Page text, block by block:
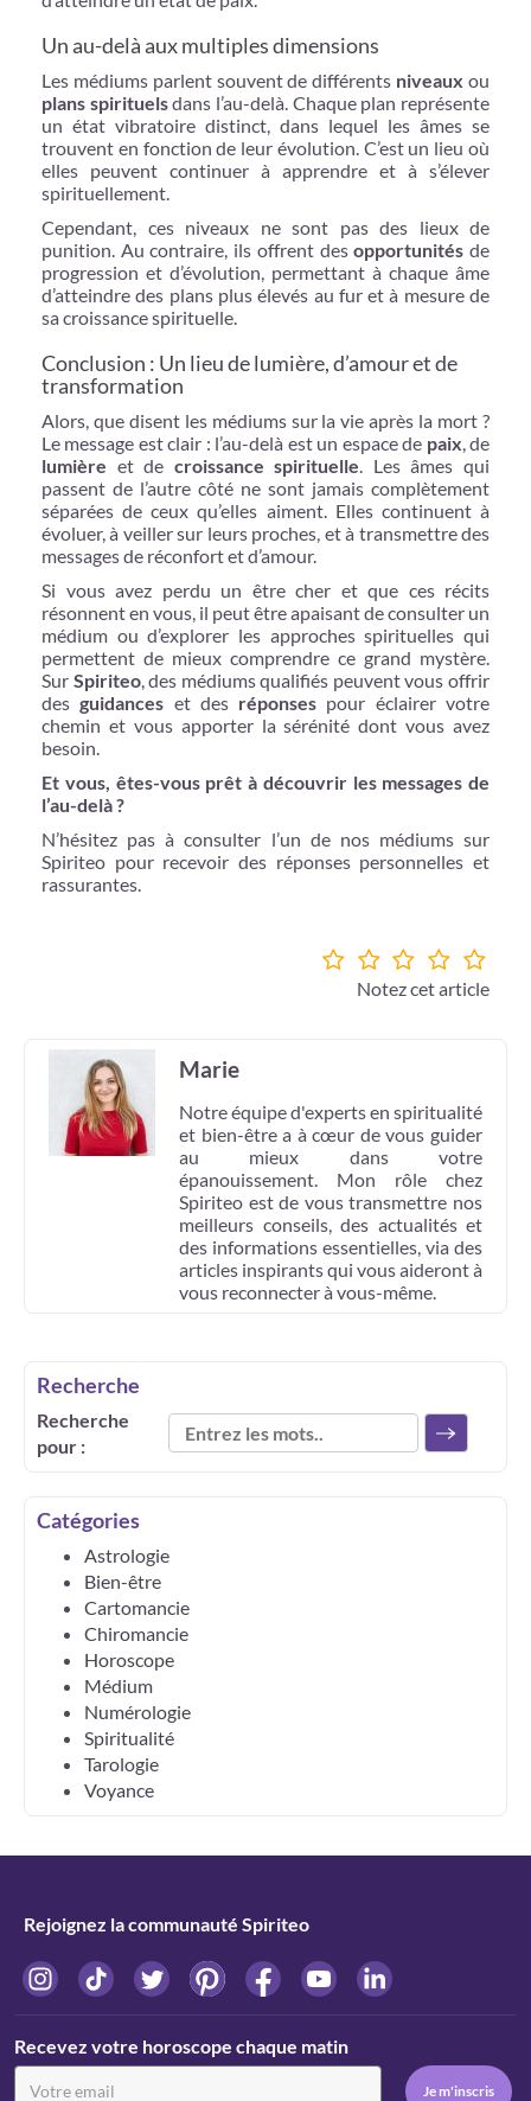
Un au-delà aux multiples dimensions
Les médiums parlent souvent de différents niveaux ou
plans spirituelsdans l’au-delà. Chaque plan représente
un état vibratoire distinct, dans lequel les âmes se
trouvent en fonction de leur évolution. C’est un lieu où
elles peuvent continuer à apprendre et à s’élever
spirituellement.
Cependant, ces niveaux ne sont pas des lieux de
punition. Au contraire, ils offrent desopportunités de
progression et d’évolution, permettant à chaque âme
d’atteindre des plans plus élevés au fur et à mesure de
sa croissance spirituelle.
Conclusion : Un lieu de lumière, d’amour et de
transformation
Alors, que disent les médiums sur la vie après la mort ?
Le message est clair : l’au-delà est un espace de paix, de
lumière et de croissance spirituelle. Les âmes qui
passent de l’autre côté ne sont jamais complètement
séparées de ceux qu’elles aiment. Elles continuent à
évoluer, à veiller sur leurs proches, et à transmettre des
messages de réconfort et d’amour.
Si vous avez perdu un être cher et que ces récits
résonnent en vous, il peut être apaisant de consulter un
médium ou d’explorer les approches spirituelles qui
permettent de mieux comprendre ce grand mystère.
Sur Spiriteo, des médiums qualifiés peuvent vous offrir
desguidances et des réponses pour éclairer votre
chemin et vous apporter la sérénité dont vous avez
besoin.
Et vous, êtes-vous prêt à découvrir les messages de
l’au-delà ?
N’hésitez pas à consulter l’un de nos médiums sur
Spiriteo pour recevoir des réponses personnelles et
rassurantes.
Notez cet article
Marie
Notre équipe d'experts en spiritualité
et bien-être a à cœur de vous guider
au mieux dans votre
épanouissement. Mon rôle chez
Spiriteo est de vous transmettre nos
meilleurs conseils, des actualités et
des informations essentielles, via des
articles inspirants qui vous aideront à
vous reconnecter à vous-même.
Recherche
Recherche
pour :
Catégories
Astrologie
Bien-être
Cartomancie
Chiromancie
Horoscope
Médium
Numérologie
Spiritualité
Tarologie
Voyance
Rejoignez la communauté Spiriteo
Recevez votre horoscope chaque matin